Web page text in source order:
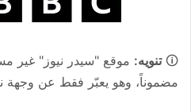
🛈تنويه: موقع "سيدر نيوز" غير
مضموناً، وهو يعبّر فقط عن وجهة